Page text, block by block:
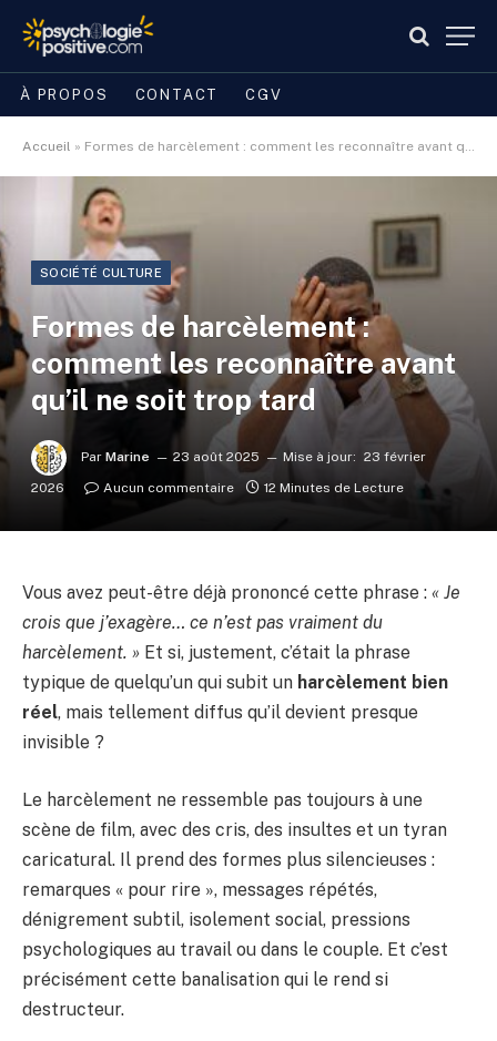
À PROPOS CONTACT CGV
Accueil » Formes de harcèlement : comment les reconnaître avant qu’il ne soit trop tard
SOCIÉTÉ CULTURE
Formes de harcèlement :
comment les reconnaître avant
qu’il ne soit trop tard
Par Marine 23 août 2025 Mise à jour: 23 février
2026
Aucun commentaire 12 Minutes de Lecture
Vous avez peut-être déjà prononcé cette phrase : « Je
crois que j’exagère… ce n’est pas vraiment du
harcèlement. » Et si, justement, c’était la phrase
typique de quelqu’un qui subit un harcèlement bien
réel, mais tellement diffus qu’il devient presque
invisible ?
Le harcèlement ne ressemble pas toujours à une
scène de film, avec des cris, des insultes et un tyran
caricatural. Il prend des formes plus silencieuses :
remarques « pour rire », messages répétés,
dénigrement subtil, isolement social, pressions
psychologiques au travail ou dans le couple. Et c’est
précisément cette banalisation qui le rend si
destructeur.